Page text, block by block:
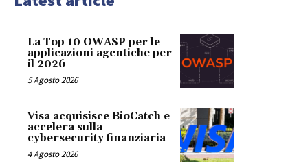
La Top 10 OWASP per le
applicazioni agentiche per
il 2026
5 Agosto 2026
Visa acquisisce BioCatch e
accelera sulla
cybersecurity finanziaria
4 Agosto 2026